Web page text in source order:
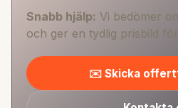
Snabb hjälp: Vi bedömer
och ger en tydlig prisbild för
✉️ Skicka